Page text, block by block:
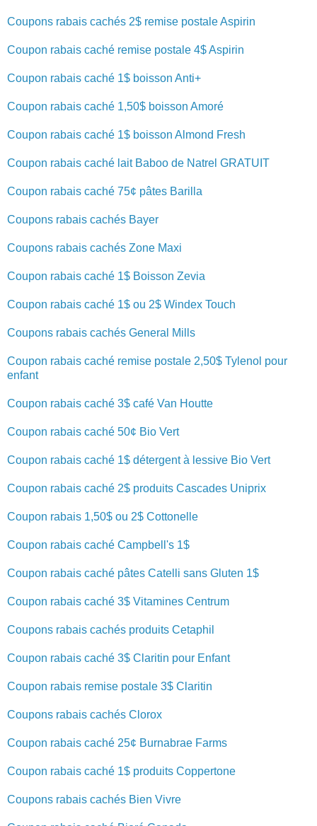
Coupons rabais cachés 2$ remise postale Aspirin
Coupon rabais caché remise postale 4$ Aspirin
Coupon rabais caché 1$ boisson Anti+
Coupon rabais caché 1,50$ boisson Amoré
Coupon rabais caché 1$ boisson Almond Fresh
Coupon rabais caché lait Baboo de Natrel GRATUIT
Coupon rabais caché 75¢ pâtes Barilla
Coupons rabais cachés Bayer
Coupons rabais cachés Zone Maxi
Coupon rabais caché 1$ Boisson Zevia
Coupon rabais caché 1$ ou 2$ Windex Touch
Coupons rabais cachés General Mills
Coupon rabais caché remise postale 2,50$ Tylenol pour
enfant
Coupon rabais caché 3$ café Van Houtte
Coupon rabais caché 50¢ Bio Vert
Coupon rabais caché 1$ détergent à lessive Bio Vert
Coupon rabais caché 2$ produits Cascades Uniprix
Coupon rabais 1,50$ ou 2$ Cottonelle
Coupon rabais caché Campbell's 1$
Coupon rabais caché pâtes Catelli sans Gluten 1$
Coupon rabais caché 3$ Vitamines Centrum
Coupons rabais cachés produits Cetaphil
Coupon rabais caché 3$ Claritin pour Enfant
Coupon rabais remise postale 3$ Claritin
Coupons rabais cachés Clorox
Coupon rabais caché 25¢ Burnabrae Farms
Coupon rabais caché 1$ produits Coppertone
Coupons rabais cachés Bien Vivre